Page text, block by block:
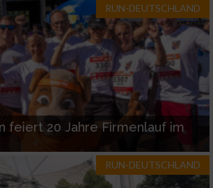
RUN-DEUTSCHLAND
feiert 20 Jahre Firmenlauf im
RUN-DEUTSCHLAND